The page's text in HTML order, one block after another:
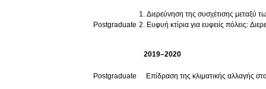
Postgraduate
Διερεύνηση της συσχέτισης μεταξύ
Ευφυή κτίρια για ευφειίς πόλεις:
2019–2020
Postgraduate Επίδραση της κλιματικής αλλαγής